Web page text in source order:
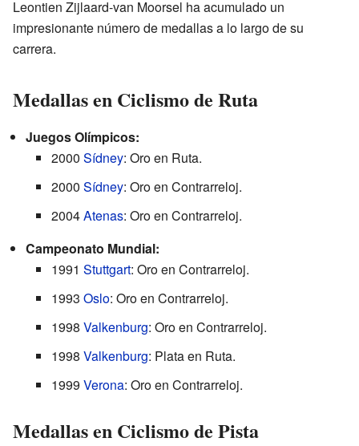
Leontien Zijlaard-van Moorsel ha acumulado un
impresionante número de medallas a lo largo de su
carrera.
Medallas en Ciclismo de Ruta
Juegos Olímpicos:
2000 Sídney: Oro en Ruta.
2000 Sídney: Oro en Contrarreloj.
2004Atenas: Oro en Contrarreloj.
Campeonato Mundial:
1991 Stuttgart: Oro en Contrarreloj.
1993 Oslo: Oro en Contrarreloj.
1998 Valkenburg: Oro en Contrarreloj.
1998 Valkenburg: Plata en Ruta.
1999 Verona: Oro en Contrarreloj.
Medallas en Ciclismo de Pista